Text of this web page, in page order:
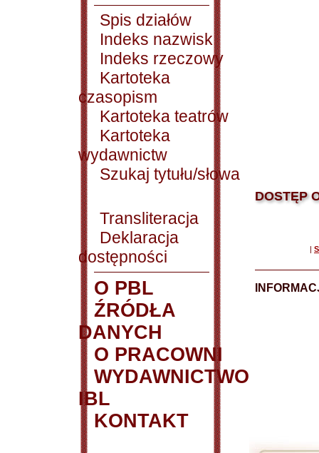
Spis działów
Indeks nazwisk
Indeks rzeczowy
Kartoteka
czasopism
Kartoteka teatrów
Kartoteka
wydawnictw
Szukaj tytułu/słowa
Transliteracja
Deklaracja
dostępności
O PBL
ŹRÓDŁA
DANYCH
O PRACOWNI
WYDAWNICTWO
IBL
KONTAKT
DOSTĘP
|